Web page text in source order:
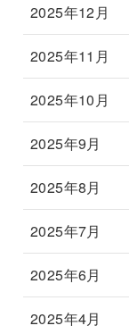
2025年12月
2025年11月
2025年10月
2025年9月
2025年8月
2025年7月
2025年6月
2025年4月